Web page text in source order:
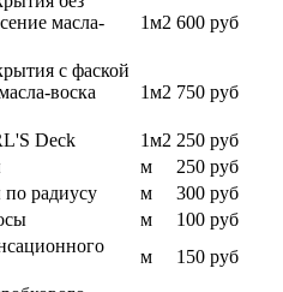
масла-
1м2 600 руб
с фаской
воска
1м2 750 руб
Deck 1м2 250 руб
м
250 руб
по радиусу
м
300 руб
м
100 руб
м
150 руб